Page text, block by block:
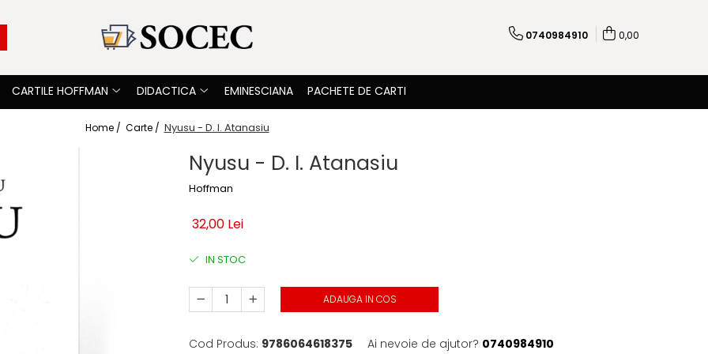
0740984910 0,00
CARTILE HOFFMAN DIDACTICA EMINESCIANA PACHETE DE CARTI
Home / Carte / Nyusu - D. I. Atanasiu
Nyusu - D. I. Atanasiu
Hoffman
32,00 Lei
IN STOC
ADAUGA IN COS
Cod Produs: 9786064618375 Ai nevoie de ajutor? 0740984910